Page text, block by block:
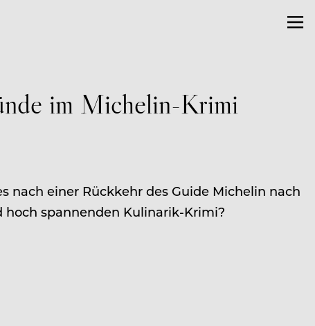
im Michelin-Krimi
nach einer Rückkehr des Guide Michelin nach
spannenden Kulinarik-Krimi?